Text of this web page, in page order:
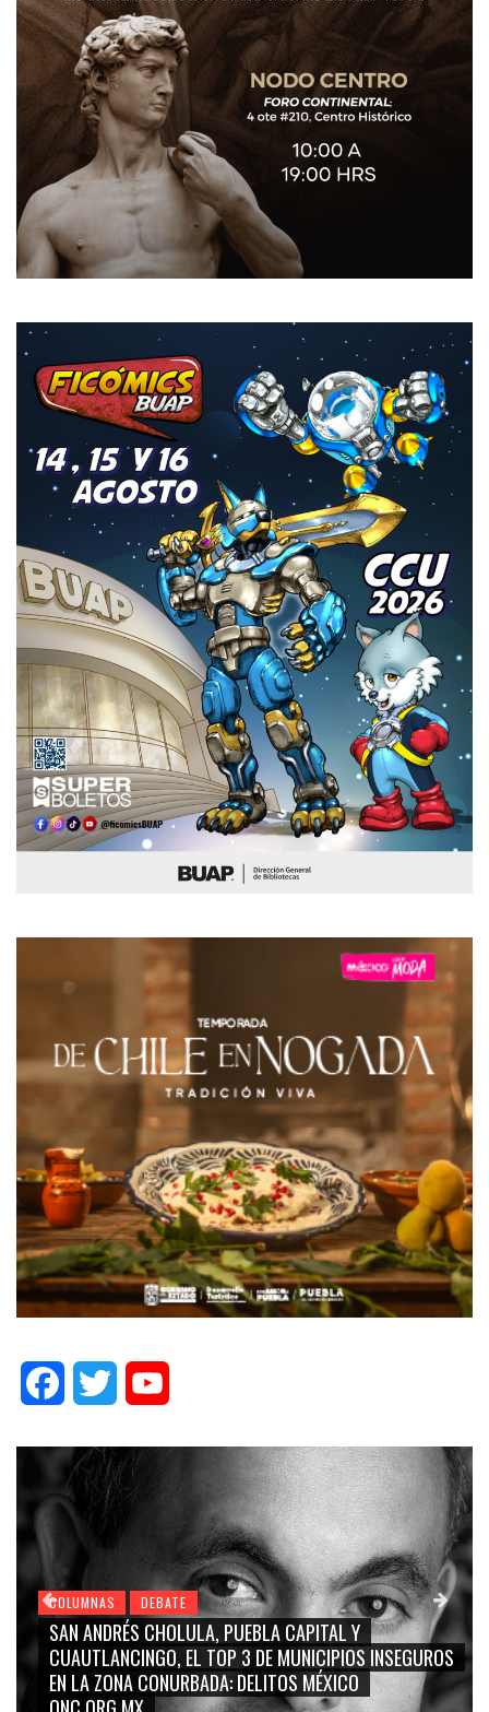
FacebookTwitter
COLUMNAS DEBATE
GRACE PALOMARES, NAY SALVATORI, SERGIO MAYER,
CARMEN SALINAS “LA CORCHOLATA”, CUAUHTÉMOC
BLANCO, SILVIA PINAL: LA TRIVIALIZACIÓN Y